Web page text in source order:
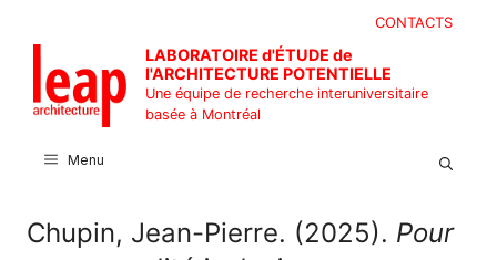
contenu
CONTACTS
LABORATOIRE d'ÉTUDE de
l'ARCHITECTURE POTENTIELLE
Une équipe de recherche interuniversitaire
basée à Montréal
Menu
Chupin, Jean-Pierre. (2025). Pour